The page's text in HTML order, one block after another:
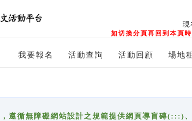
現
如切換分頁再回到本頁
我要報名 活動查詢 活動回顧 場地
遵循無障礙網站設計之規範提供網頁導盲磚(:::)